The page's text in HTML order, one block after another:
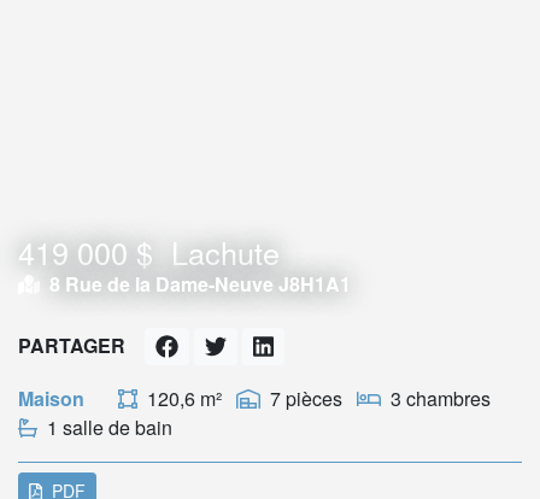
419 000 $ Lachute
8 Rue de la Dame-Neuve J8H1A1
Maison 120,6 m² 7 pièces
3 chambres
1 salle de bain
PARTAGER
PDF